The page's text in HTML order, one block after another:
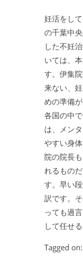
妊活をし
の千葉中
した不妊
いては、
す。伊集
来ない、
めの準備
各国の中
は、メン
やすい身
院の院長
れるもの
す。早い
訳です。
っても過
して任せ
Tagged on: